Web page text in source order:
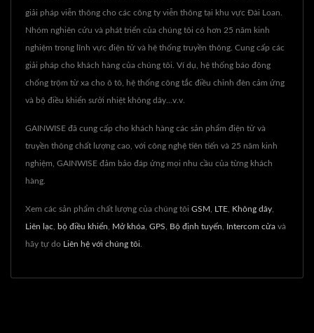
giải pháp viễn thông cho các công ty viễn thông tại khu vực Đài Loan.
Nhóm nghiên cứu và phát triển của chúng tôi có hơn 25 năm kinh
nghiệm trong lĩnh vực điện tử và hệ thống truyền thông. Cung cấp các
giải pháp cho khách hàng của chúng tôi. Ví dụ, hệ thống báo động
chống trộm từ xa cho ô tô, hệ thống công tắc điều chỉnh đèn cảm ứng
và bộ điều khiển sưởi nhiệt không dây...v.v.
GAINWISE đã cung cấp cho khách hàng các sản phẩm điện tử và
truyền thông chất lượng cao, với công nghệ tiên tiến và 25 năm kinh
nghiệm, GAINWISE đảm bảo đáp ứng mọi nhu cầu của từng khách
hàng.
Xem các sản phẩm chất lượng của chúng tôi GSM LTE Không dây
Liên lạc bộ điều khiển Mở khóa GPS Bộ định tuyến Intercom cửa và
hãy tự do Liên hệ với chúng tôi